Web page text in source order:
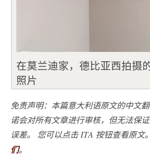
在莫兰迪家，德比亚西拍摄
照片
免责声明：本篇意大利语原文的中文
诺会对所有文章进行审核，但无法保
误差。 您可以点击 ITA 按钮查看原文
们。